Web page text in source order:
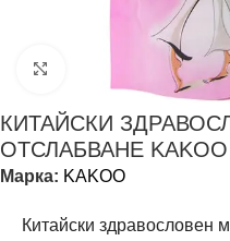
Щракнете за
КИТАЙСКИ
ОТСЛАБВАНЕ KAKOO
Марка: KAKOO
Китайски здравословен